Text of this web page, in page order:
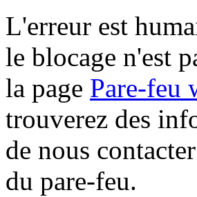
L'erreur est
le blocage n'est
la page Pare-feu
trouverez des
de nous
du pare-feu.